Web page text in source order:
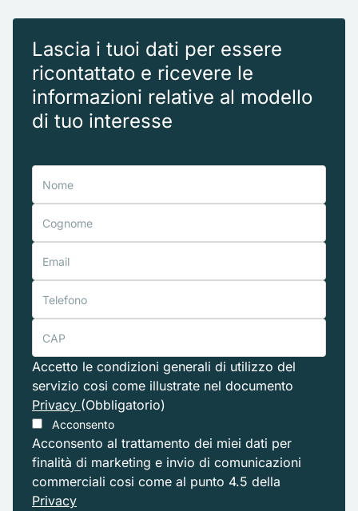
Lascia i tuoi dati per essere
ricontattato e ricevere le
informazioni relative al modello
di tuo interesse
Accetto le condizioni generali di utilizzo del
servizio cosi come illustrate nel documento
Privacy (Obbligatorio)
Acconsento
Acconsento al trattamento dei miei dati per
finalità di marketing e invio di comunicazioni
commerciali cosi come al punto 4.5 della
Privacy